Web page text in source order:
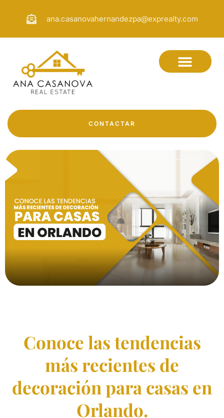
ana.casanovahernandezpa@exprealty.com
CONTACTAR
Conoce las tendencias
más recientes de
decoración para casas en
Orlando.